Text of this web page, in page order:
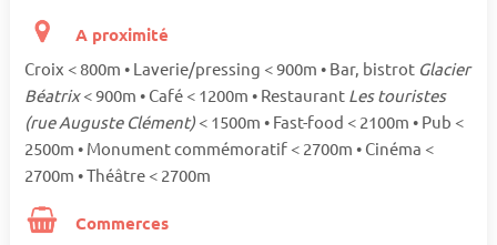
A proximité
Croix < 800m • Laverie/pressing < 900m • Bar, bistrot Glacier
Béatrix< 900m • Café < 1200m • Restaurant Les touristes
(rue Auguste Clément) < 1500m • Fast-food < 2100m • Pub <
2500m • Monument commémoratif < 2700m • Cinéma <
2700m • Théâtre < 2700m
Commerces